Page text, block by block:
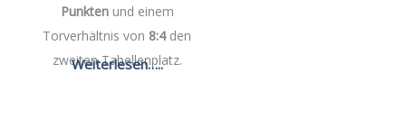
Punktenund einem
Torverhältnis von 8:4den
zweiten Tabellenplatz.
Weiterlesen…..